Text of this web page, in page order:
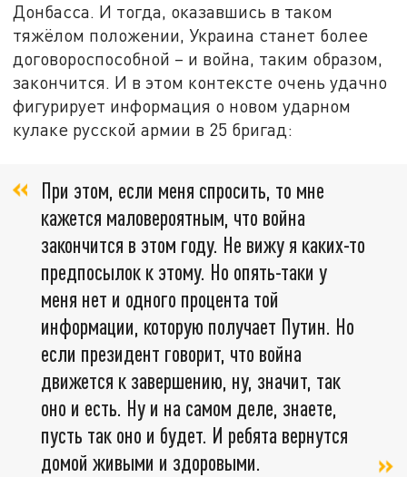
Донбасса. И тогда, оказавшись в таком
тяжёлом положении, Украина станет более
договороспособной – и война, таким образом,
закончится. И в этом контексте очень удачно
фигурирует информация о новом ударном
кулаке русской армии в 25 бригад:
При этом, если меня спросить, то мне
кажется маловероятным, что война
закончится в этом году. Не вижу я каких-то
предпосылок к этому. Но опять-таки у
меня нет и одного процента той
информации, которую получает Путин. Но
если президент говорит, что война
движется к завершению, ну, значит, так
оно и есть. Ну и на самом деле, знаете,
пусть так оно и будет. И ребята вернутся
домой живыми и здоровыми.